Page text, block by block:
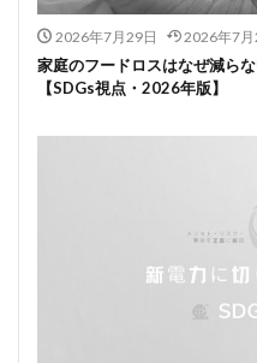
2026年7月29日 2026年7月
家庭のフードロスはなぜ減ら
【SDGs視点・2026年版】